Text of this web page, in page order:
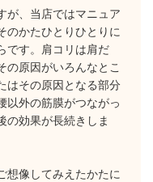
が、当店ではマニュア
のかたひとりひとりに
です。肩コリは肩だ
の原因がいろんなとこ
はその原因となる部分
以外の筋膜がつながっ
の効果が長続きしま
想像してみえたかたに